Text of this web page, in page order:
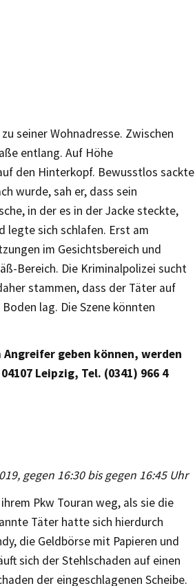
seiner Wohnadresse. Zwischen
entlang. Auf Höhe
den Hinterkopf. Bewusstlos sackte
wurde, sah er, dass sein
in der es in der Jacke steckte,
legte sich schlafen. Erst am
im Gesichtsbereich und
Bereich. Die Kriminalpolizei sucht
stammen, dass der Täter auf
lag. Die Szene könnten
geben können, werden
Leipzig, Tel. (0341) 966 4
gegen 16:30 bis gegen 16:45 Uhr
Pkw Touran weg, als sie die
Täter hatte sich hierdurch
die Geldbörse mit Papieren und
sich der Stehlschaden auf einen
der eingeschlagenen Scheibe.